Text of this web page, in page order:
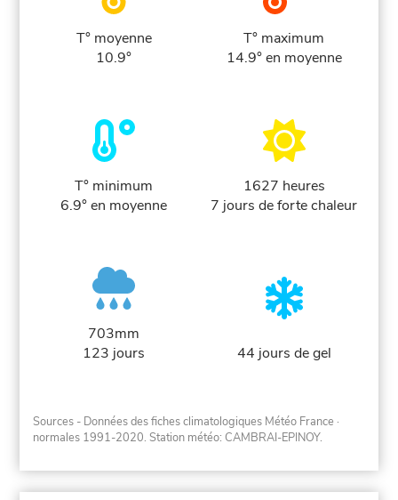
T° moyenne
10.9°
T° maximum
14.9° en moyenne
T° minimum
6.9° en moyenne
1627 heures
7 jours de forte chaleur
703mm
123 jours
44 jours de gel
Sources - Données des fiches climatologiques Météo France ·
normales 1991-2020. Station météo: CAMBRAI-EPINOY.